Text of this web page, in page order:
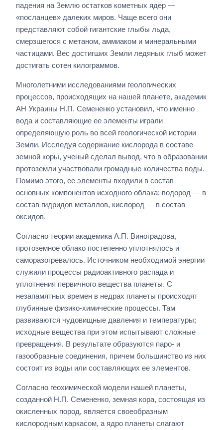
падения на Землю остатков кометных ядер —
«посланцев» далеких миров. Чаще всего они
представляют собой гигантские глыбы льда,
смерзшегося с метаном, аммиаком и минеральными
частицами. Вес достигших Земли ледяных глыб может
достигать сотен килограммов.
Многолетними исследованиями геологических
процессов, происходящих на нашей планете, академик
АН Украины Н.П. Семененко установил, что именно
вода и составляющие ее элементы играли
определяющую роль во всей геологической истории
Земли. Исследуя содержание кислорода в составе
земной коры, ученый сделал вывод, что в образовании
протоземли участвовали громадные количества воды.
Помимо этого, ее элементы входили в состав
основных компонентов исходного облака: водород — в
состав гидридов металлов, кислород — в состав
оксидов.
Согласно теории академика А.П. Виноградова,
протоземное облако постепенно уплотнялось и
саморазогревалось. Источником необходимой энергии
служили процессы радиоактивного распада и
уплотнения первичного вещества планеты. С
незапамятных времен в недрах планеты происходят
глубинные физико-химические процессы. Там
развиваются чудовищные давления и температуры;
исходные вещества при этом испытывают сложные
превращения. В результате образуются паро- и
газообразные соединения, причем большинство из них
состоит из воды или составляющих ее элементов.
Согласно геохимической модели нашей планеты,
созданной Н.П. Семененко, земная кора, состоящая из
окисленных пород, является своеобразным
кислородным каркасом, а ядро планеты слагают